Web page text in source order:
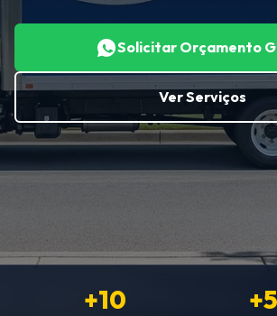
Solicitar Orçamento
Ver Serviços
+10